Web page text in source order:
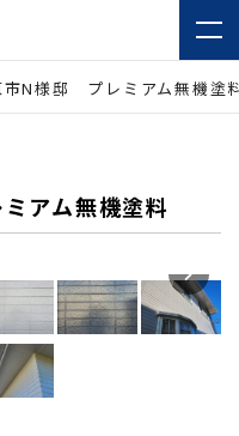
市N様邸 プレミアム無機塗
アム無機塗料